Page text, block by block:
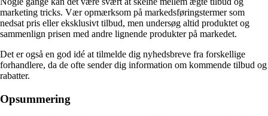
marketing tricks. Vær opmærksom på markedsføringstermer som
nedsat pris eller eksklusivt tilbud, men undersøg altid produktet og
sammenlign prisen med andre lignende produkter på markedet.
Det er også en god idé at tilmelde dig nyhedsbreve fra forskellige
forhandlere, da de ofte sender dig information om kommende tilbud og
rabatter.
Opsummering